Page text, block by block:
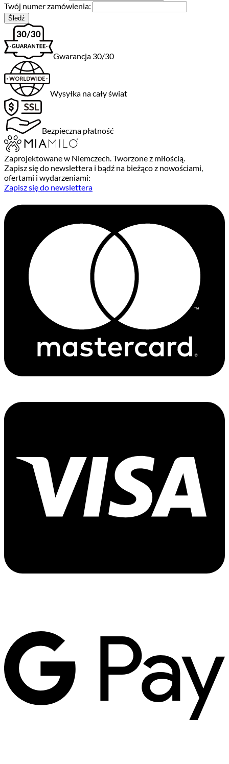
Twój numer zamówienia:
Śledź
Gwarancja 30/30
Wysyłka na cały świat
Bezpieczna płatność
Zaprojektowane w Niemczech. Tworzone z miłością.
Zapisz się do newslettera i bądź na bieżąco z nowościami,
ofertami i wydarzeniami:
Zapisz się do newslettera